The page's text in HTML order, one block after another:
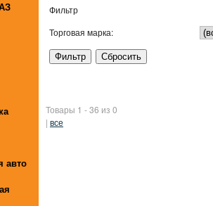
авто
Фильтр
Торговая марка:
Товары 1 - 36 из 0
| все